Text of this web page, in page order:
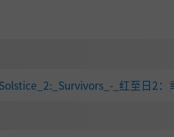
_红至日2：